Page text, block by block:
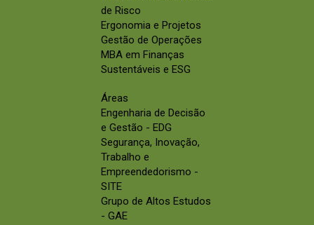
de Risco
Ergonomia e Projetos
Gestão de Operações
MBA em Finanças
Sustentáveis e ESG
Áreas
Engenharia de Decisão
e Gestão - EDG
Segurança, Inovação,
Trabalho e
Empreendedorismo -
SITE
Grupo de Altos Estudos
- GAE